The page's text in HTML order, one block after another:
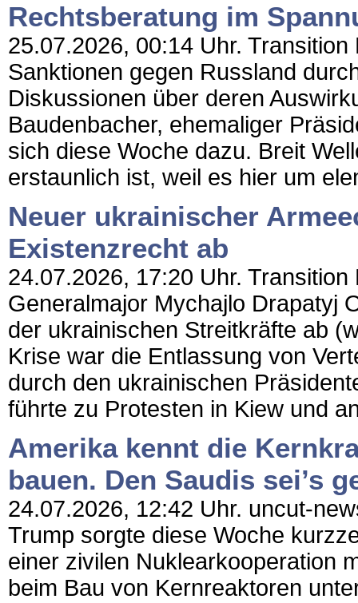
Rechtsberatung im
25.07.2026, 00:14 Uhr.
Sanktionen gegen Russland
Diskussionen über deren
Baudenbacher, ehemaliger
sich diese Woche dazu. Breit
erstaunlich ist, weil es hier um
Neuer ukrainischer
Existenzrecht ab
24.07.2026, 17:20 Uhr.
Generalmajor Mychajlo Drapatyj
der ukrainischen Streitkräfte ab
Krise war die Entlassung von
durch den ukrainischen
führte zu Protesten in Kiew und
Amerika kennt die
bauen. Den Saudis sei’s
24.07.2026, 12:42 Uhr. uncut-
Trump sorgte diese Woche
einer zivilen Nuklearkooperation
beim Bau von Kernreaktoren